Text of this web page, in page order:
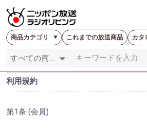
商品カテゴリ これまでの放送商品 カタ
利用規約
第1条 (会員)